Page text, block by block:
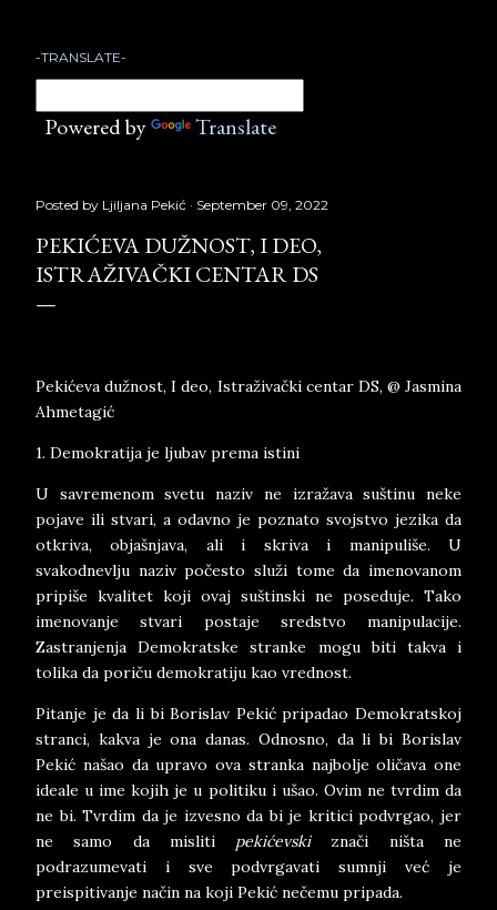
-TRANSLATE-
Powered by Translate
Posted by Ljiljana Pekić September 09, 2022
PEKIĆEVA DUŽNOST, I DEO,
ISTRAŽIVAČKI CENTAR DS
Pekićeva dužnost, I deo, Istraživački centar DS, @ Jasmina
Ahmetagić
1. Demokratija je ljubav prema istini
U savremenom svetu naziv ne izražava suštinu neke
pojave ili stvari, a odavno je poznato svojstvo jezika da
otkriva, objašnjava, ali i skriva i manipuliše. U
svakodnevlju naziv počesto služi tome da imenovanom
pripiše kvalitet koji ovaj suštinski ne poseduje. Tako
imenovanje stvari postaje sredstvo manipulacije.
Zastranjenja Demokratske stranke mogu biti takva i
tolika da poriču demokratiju kao vrednost.
Pitanje je da li bi Borislav Pekić pripadao Demokratskoj
stranci, kakva je ona danas. Odnosno, da li bi Borislav
Pekić našao da upravo ova stranka najbolje oličava one
ideale u ime kojih je u politiku i ušao. Ovim ne tvrdim da
ne bi. Tvrdim da je izvesno da bi je kritici podvrgao, jer
ne samo da misliti pekićevski znači ništa ne
podrazumevati i sve podvrgavati sumnji već je
preispitivanje način na koji Pekić nečemu pripada.